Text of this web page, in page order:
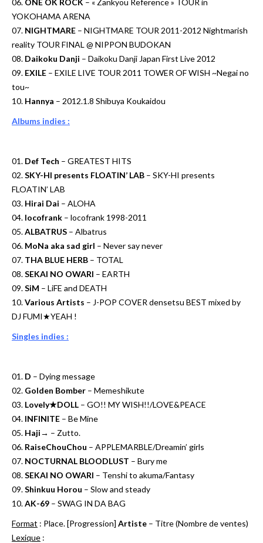
06. ONE OK ROCK – « Zankyou Reference » TOUR in
YOKOHAMA ARENA
07. NIGHTMARE – NIGHTMARE TOUR 2011-2012 Nightmarish
reality TOUR FINAL @ NIPPON BUDOKAN
08. Daikoku Danji – Daikoku Danji Japan First Live 2012
09. EXILE – EXILE LIVE TOUR 2011 TOWER OF WISH ~Negai no
tou~
10. Hannya – 2012.1.8 Shibuya Koukaidou
Albums indies :
01. Def Tech – GREATEST HITS
02.SKY-HI presents FLOATIN’ LAB – SKY-HI presents
FLOATIN’ LAB
03. Hirai Dai – ALOHA
04. locofrank – locofrank 1998-2011
05.ALBATRUS – Albatrus
06. MoNa aka sad girl – Never say never
07. THA BLUE HERB – TOTAL
08.SEKAI NO OWARI – EARTH
09.SiM – LiFE and DEATH
10.Various Artists – J-POP COVER densetsu BEST mixed by
DJ FUMI★YEAH !
Singles indies :
01. D – Dying message
02. Golden Bomber – Memeshikute
03. Lovely★DOLL – GO!! MY WISH!!/LOVE&PEACE
04. INFINITE – Be Mine
05. Haji→ – Zutto.
06. RaiseChouChou – APPLEMARBLE/Dreamin’ girls
07. NOCTURNAL BLOODLUST – Bury me
08.SEKAI NO OWARI – Tenshi to akuma/Fantasy
09.Shinkuu Horou – Slow and steady
10.AK-69 – SWAG IN DA BAG
Format : Place. [Progression] Artiste – Titre (Nombre de ventes)
Lexique :